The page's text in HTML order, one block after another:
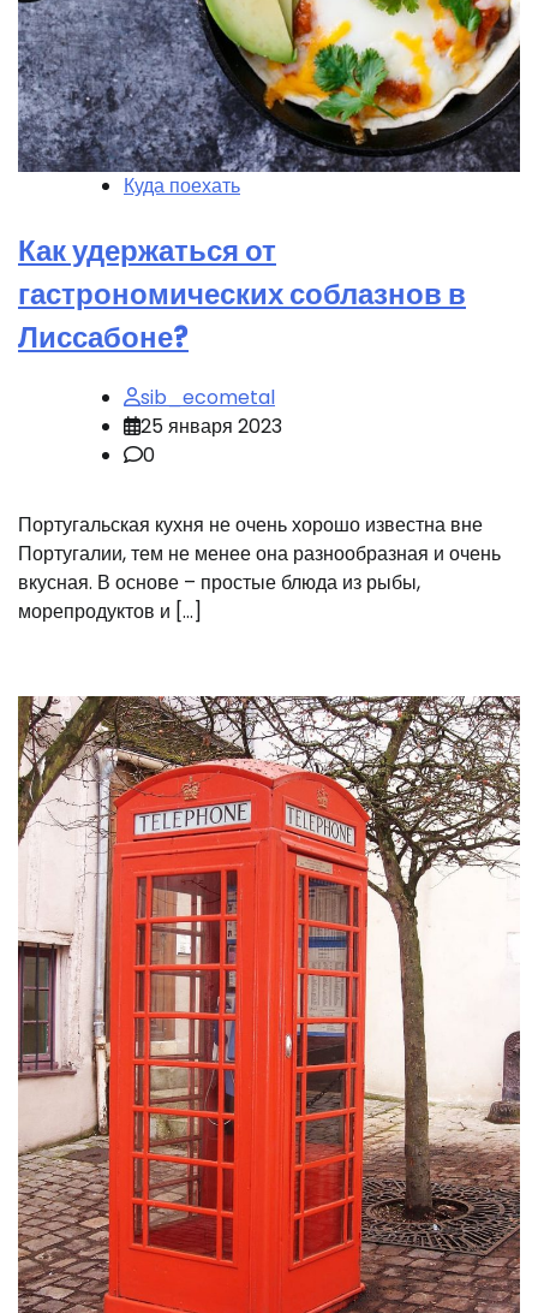
Куда поехать
Как удержаться от
гастрономических соблазнов в
Лиссабоне?
sib_ecometal
25 января 2023
0
Португальская кухня не очень хорошо известна вне
Португалии, тем не менее она разнообразная и очень
вкусная. В основе – простые блюда из рыбы,
морепродуктов и […]